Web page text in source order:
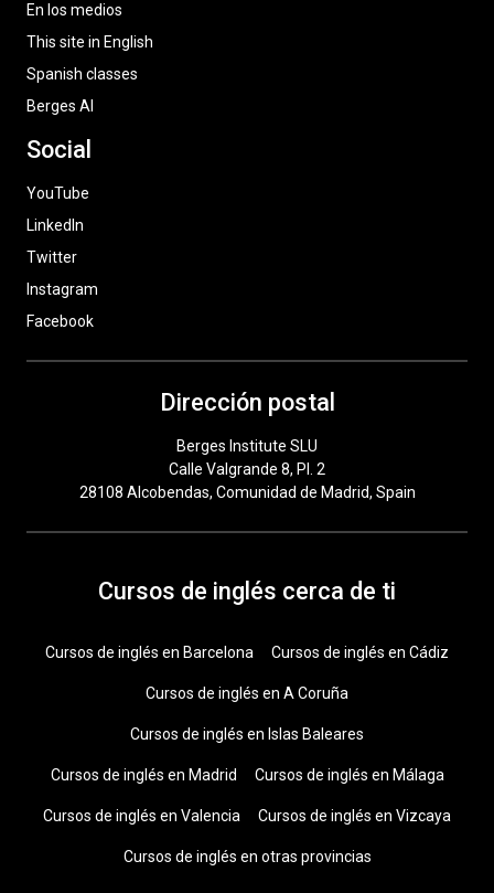
En los medios
This site in English
Spanish classes
Berges AI
Social
YouTube
LinkedIn
Twitter
Instagram
Facebook
Dirección postal
Berges Institute SLU
Calle Valgrande 8, Pl. 2
28108 Alcobendas, Comunidad de Madrid, Spain
Cursos de inglés cerca de ti
Cursos de inglés en Barcelona Cursos de inglés en Cádiz
Cursos de inglés en A Coruña
Cursos de inglés en Islas Baleares
Cursos de inglés en Madrid Cursos de inglés en Málaga
Cursos de inglés en Valencia Cursos de inglés en Vizcaya
Cursos de inglés en otras provincias